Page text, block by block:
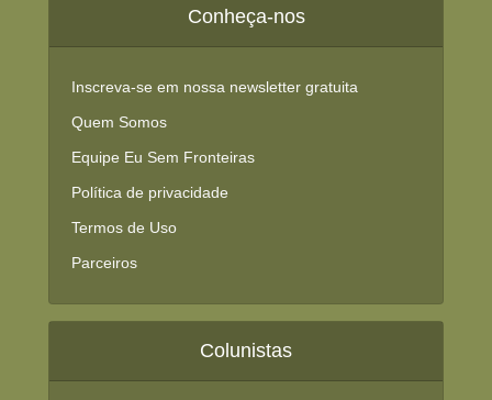
Conheça-nos
Inscreva-se em nossa newsletter gratuita
Quem Somos
Equipe Eu Sem Fronteiras
Política de privacidade
Termos de Uso
Parceiros
Colunistas